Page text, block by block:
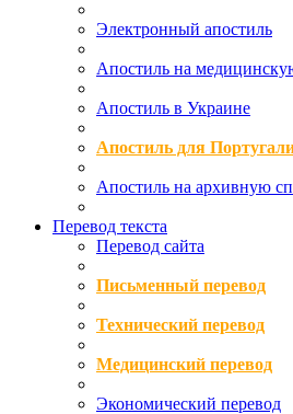
Электронный апостиль
Апостиль на
Апостиль в Украине
Апостиль для
Апостиль на архивную
Перевод текста
Перевод сайта
Письменный перевод
Технический перевод
Медицинский перевод
Экономический перевод